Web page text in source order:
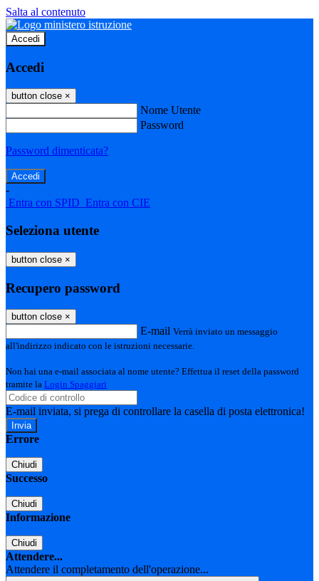
Salta al contenuto
Accedi
Accedi
button close ×
Nome Utente
Password
Password dimenticata?
-
Entra con SPID Entra con CIE
Seleziona utente
button close ×
Recupero password
button close ×
E-mail Verrà inviato un messaggio
all'indirizzo indicato con le istruzioni necessarie.
Non hai una e-mail associata al nome utente? Effettua il reset della password
tramite la Login Spaggiari
E-mail inviata, si prega di controllare la casella di posta elettronica!
Errore
Chiudi
Successo
Chiudi
Informazione
Chiudi
Attendere...
Attendere il completamento dell'operazione...